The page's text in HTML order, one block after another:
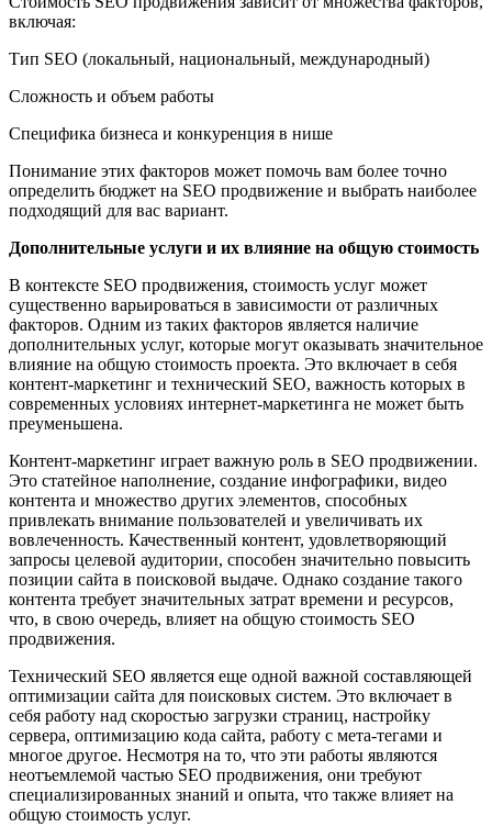
включая:
Тип SEO (локальный, национальный, международный)
Сложность и объем работы
Специфика бизнеса и конкуренция в нише
Понимание этих факторов может помочь вам более точно
определить бюджет на SEO продвижение и выбрать наиболее
подходящий для вас вариант.
Дополнительные услуги и их влияние на общую стоимость
В контексте SEO продвижения, стоимость услуг может
существенно варьироваться в зависимости от различных
факторов. Одним из таких факторов является наличие
дополнительных услуг, которые могут оказывать значительное
влияние на общую стоимость проекта. Это включает в себя
контент-маркетинг и технический SEO, важность которых в
современных условиях интернет-маркетинга не может быть
преуменьшена.
Контент-маркетинг играет важную роль в SEO продвижении.
Это статейное наполнение, создание инфографики, видео
контента и множество других элементов, способных
привлекать внимание пользователей и увеличивать их
вовлеченность. Качественный контент, удовлетворяющий
запросы целевой аудитории, способен значительно повысить
позиции сайта в поисковой выдаче. Однако создание такого
контента требует значительных затрат времени и ресурсов,
что, в свою очередь, влияет на общую стоимость SEO
продвижения.
Технический SEO является еще одной важной составляющей
оптимизации сайта для поисковых систем. Это включает в
себя работу над скоростью загрузки страниц, настройку
сервера, оптимизацию кода сайта, работу с мета-тегами и
многое другое. Несмотря на то, что эти работы являются
неотъемлемой частью SEO продвижения, они требуют
специализированных знаний и опыта, что также влияет на
общую стоимость услуг.